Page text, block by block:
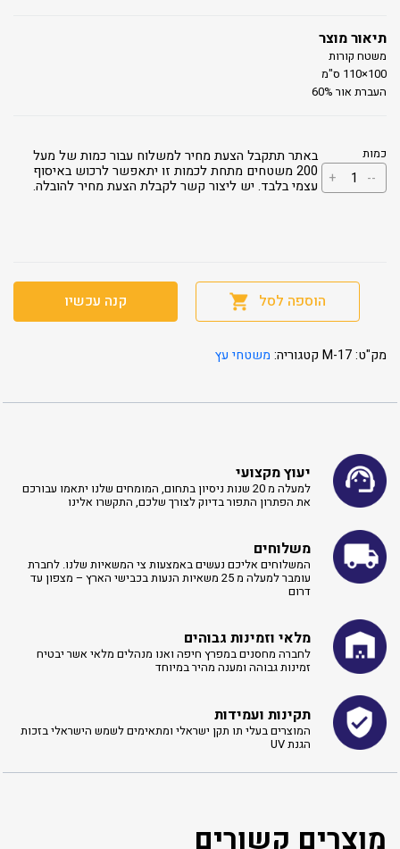
תיאור מוצר
משטח קורות
100×110 ס"מ
העברת אור 60%
כמות
--
כמות
של
+
באתר תתקבל הצעת מחיר למשלוח עבור כמות של מעל
200 משטחים מתחת לכמות זו יתאפשר לרכוש באיסוף
עצמי בלבד. יש ליצור קשר לקבלת הצעת מחיר להובלה.
הוספה לסל קנה עכשיו
מק"ט:M-17 קטגוריה: משטחי עץ
יעוץ מקצועי
למעלה מ 20 שנות ניסיון בתחום, המומחים שלנו יתאמו עבורכם
את הפתרון התפור בדיוק לצורך שלכם, התקשרו אלינו ​
משלוחים
המשלוחים אליכם נעשים באמצעות צי המשאיות שלנו. לחברת
עומבר למעלה מ 25 משאיות הנעות בכבישי הארץ – מצפון עד
דרום
מלאי וזמינות גבוהים
לחברה מחסנים במפרץ חיפה ואנו מנהלים מלאי אשר יבטיח
זמינות גבוהה ומענה מהיר במיוחד
תקינות ועמידות
המוצרים בעלי תו תקן ישראלי ומתאימים לשמש הישראלי בזכות
הגנת UV
מוצרים קשורים